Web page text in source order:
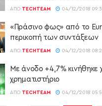
ΑΠΌ TECHTEAM 04/12/2018
«Πράσινο φως» από το
περικοπή των συντάξεων
ΑΠΌ TECHTEAM 04/12/2018
Με άνοδο +4,7% κινήθηκε
χρηματιστήριο
ΑΠΌ TECHTEAM 04/12/2018